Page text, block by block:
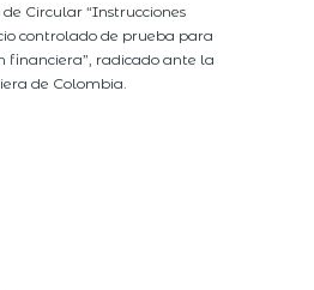
Circular “Instrucciones
controlado de prueba para
financiera”, radicado ante la
de Colombia.